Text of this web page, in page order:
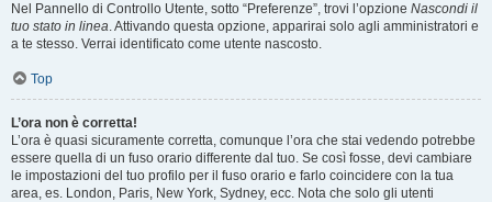
Nel Pannello di Controllo Utente, sotto “Preferenze”, trovi l’opzione Nascondi il
tuo stato in linea. Attivando questa opzione, apparirai solo agli amministratori e
a te stesso. Verrai identificato come utente nascosto.
Top
L’ora non è corretta!
L’ora è quasi sicuramente corretta, comunque l’ora che stai vedendo potrebbe
essere quella di un fuso orario differente dal tuo. Se così fosse, devi cambiare
le impostazioni del tuo profilo per il fuso orario e farlo coincidere con la tua
area, es. London, Paris, New York, Sydney, ecc. Nota che solo gli utenti